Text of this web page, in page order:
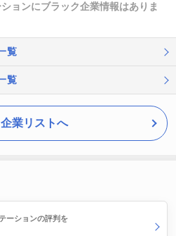
ョンにブラック企業情報はありま
覧
覧
業リストへ
ーションの評判を